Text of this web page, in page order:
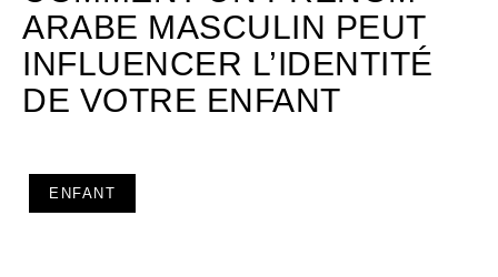
ARABE MASCULIN PEUT
INFLUENCER L’IDENTITÉ
DE VOTRE ENFANT
ENFANT